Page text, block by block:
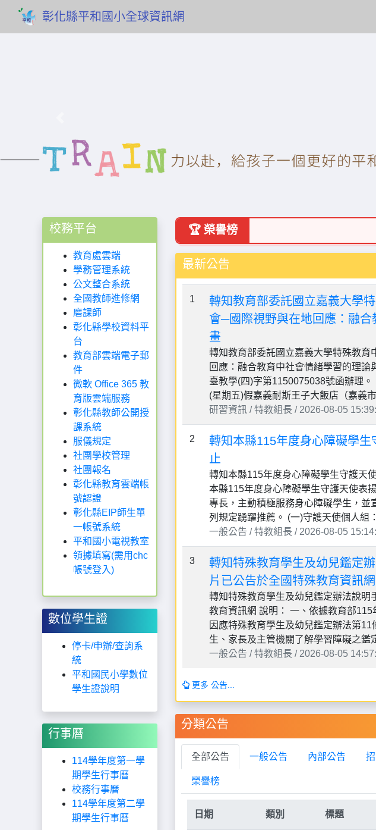
彰化縣平和國小全球資訊網
校務平台
教育處雲端
學務管理系統
公文整合系統
全國教師進修網
磨課師
彰化縣學校資料平
台
教育部雲端電子郵
件
微軟 Office 365 教
育版雲端服務
彰化縣教師公開授
課系統
服儀規定
社團學校管理
社團報名
彰化縣教育雲端帳
號認證
彰化縣EIP師生單
一帳號系統
平和國小電視教室
領據填寫(需用chc
帳號登入)
數位學生證
停卡/申辦/查詢系
統
平和國民小學數位
學生證說明
行事曆
114學年度第一學
期學生行事曆
校務行事曆
114學年度第二學
期學生行事曆
🏆 榮譽榜 🎉
最新公告
1
轉知教育部委託國立嘉義大學
會─國際視野與在地回應：融
畫
轉知教育部委託國立嘉義大學特殊教
回應：融合教育中社會情緒學習的理
臺教學(四)字第1150075038號函辦理
(星期五)假嘉義耐斯王子大飯店（嘉義
研習資訊 / 特教組長 / 2026-08-05
2
轉知本縣115年度身心障礙學
止
轉知本縣115年度身心障礙學生守護天
本縣115年度身心障礙學生守護天使表
專長，主動積極服務身心障礙學生，
列規定踴躍推薦。 (一)守護天使個人組
一般公告 / 特教組長 / 2026-08-05
3
轉知特殊教育學生及幼兒鑑定
片已公告於全國特殊教育資訊網
轉知特殊教育學生及幼兒鑑定辦法說明
教育資訊網 說明： 一、依據教育部
因應特殊教育學生及幼兒鑑定辦法第
生、家長及主管機關了解學習障礙之鑑
一般公告 / 特教組長 / 2026-08-05
更多 公告...
分類公告
全部公告 一般公告 內部公告
榮譽榜
日期 類別 標題